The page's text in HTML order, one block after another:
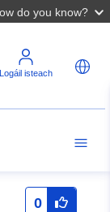
do you know?
Logáil isteach
0